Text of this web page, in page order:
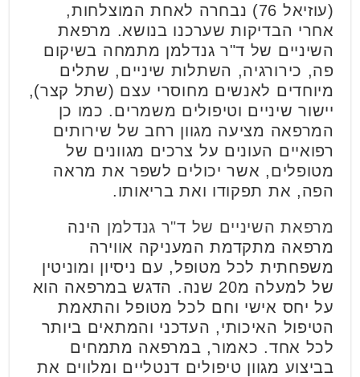
(עוזיאל 76) נבחרה לאחת המוצלחות,
אחרי הבדיקות שערכנו בנושא. מרפאת
השיניים של ד"ר גנדלמן מתמחה בשיקום
פה, כירורגיה, השתלות שיניים, שתלים
מיוחדים לאנשים מחוסרי עצם (שתל קצר),
יישור שיניים וטיפולים משמרים. כמו כן
המרפאה מציעה מגוון רחב של שירותים
רפואיים העונים על צרכים מגוונים של
מטופלים, אשר יכולים לשפר את מראה
הפה, את תפקודו ואת בריאותו.
מרפאת השיניים של ד"ר גנדלמן הינה
מרפאה מתקדמת המעניקה אווירה
משפחתית לכל מטופל, עם ניסיון ומוניטין
של למעלה מ20 שנה. הדגש במרפאה הוא
על יחס אישי וחם לכל מטופל והתאמת
הטיפול האיכותי, העדכני והמתאים ביותר
לכל אחד. כאמור, במרפאה מתמחים
בביצוע מגוון טיפולים דנטליים ומלווים את